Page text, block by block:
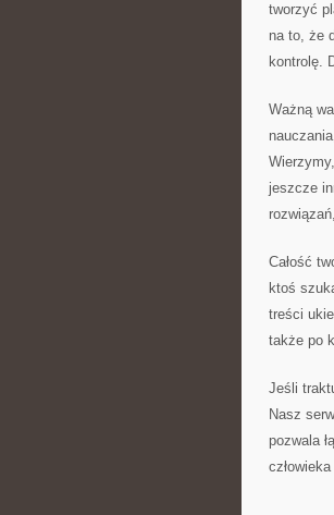
tworzyć
na to, że
kontrolę.
Ważną
jeszcze
Całość
ktoś
treści
także po
Jeśli
Nasz
pozwala